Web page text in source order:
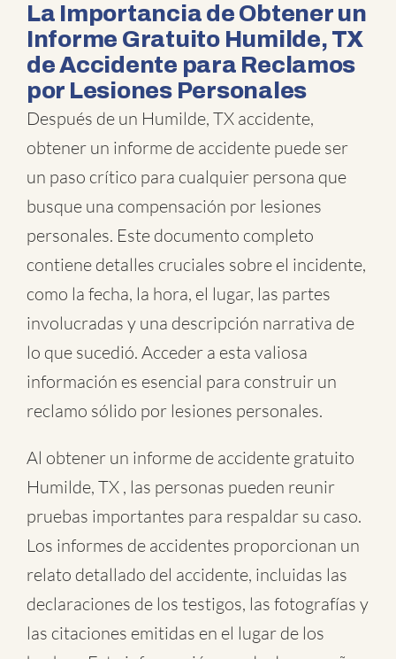
La Importancia de Obtener un
Informe Gratuito Humilde, TX
de Accidente para Reclamos
por Lesiones Personales
Después de un Humilde, TX accidente,
obtener un informe de accidente puede ser
un paso crítico para cualquier persona que
busque una compensación por lesiones
personales. Este documento completo
contiene detalles cruciales sobre el incidente,
como la fecha, la hora, el lugar, las partes
involucradas y una descripción narrativa de
lo que sucedió. Acceder a esta valiosa
información es esencial para construir un
reclamo sólido por lesiones personales.
Al obtener un informe de accidente gratuito
Humilde, TX , las personas pueden reunir
pruebas importantes para respaldar su caso.
Los informes de accidentes proporcionan un
relato detallado del accidente, incluidas las
declaraciones de los testigos, las fotografías y
las citaciones emitidas en el lugar de los